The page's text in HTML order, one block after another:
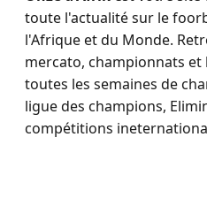
toute l'actualité sur le
l'Afrique et du Monde.
mercato, championnats et
toutes les semaines de
ligue des champions,
compétitions